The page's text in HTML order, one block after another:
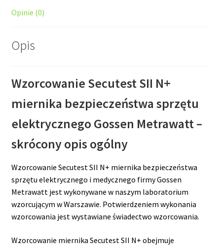
Opinie (0)
Opis
Wzorcowanie Secutest SII N+
miernika bezpieczeństwa sprzętu
elektrycznego Gossen Metrawatt –
skrócony opis ogólny
Wzorcowanie Secutest SII N+ miernika bezpieczeństwa
sprzętu elektrycznego i medycznego firmy Gossen
Metrawatt jest wykonywane w naszym laboratorium
wzorcującym w Warszawie. Potwierdzeniem wykonania
wzorcowania jest wystawiane świadectwo wzorcowania.
Wzorcowanie miernika Secutest SII N+ obejmuje